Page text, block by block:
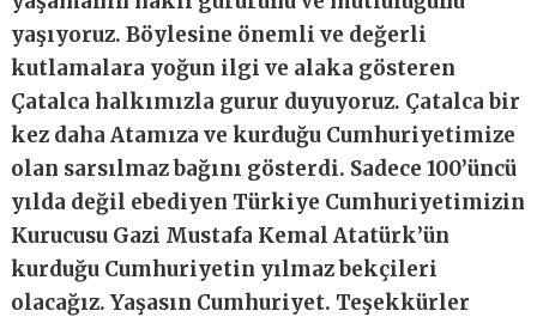
yaşıyoruz. Böylesine önemli ve değerli
kutlamalara yoğun ilgi ve alaka gösteren
Çatalca halkımızla gurur duyuyoruz. Çatalca bir
kez daha Atamıza ve kurduğu Cumhuriyetimize
olan sarsılmaz bağını gösterdi. Sadece 100’üncü
yılda değil ebediyen Türkiye Cumhuriyetimizin
Kurucusu Gazi Mustafa Kemal Atatürk’ün
kurduğu Cumhuriyetin yılmaz bekçileri
olacağız. Yaşasın Cumhuriyet. Teşekkürler